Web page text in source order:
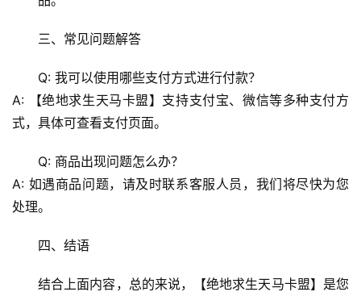
三、常见问题解答
Q: 我可以使用哪些支付方式进行付款？
A: 【绝地求生天马卡盟】支持支付宝、微信等多种支付方
式，具体可查看支付页面。
Q: 商品出现问题怎么办？
A: 如遇商品问题，请及时联系客服人员，我们将尽快为您
处理。
四、结语
结合上面内容，总的来说，【绝地求生天马卡盟】是您